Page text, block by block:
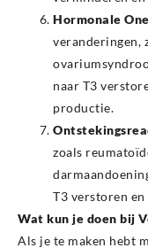
Hormonale
veranderingen,
naar T3
productie.
zoals
T3 verstoren
Wat kun je doen bij
Als je te maken hebt